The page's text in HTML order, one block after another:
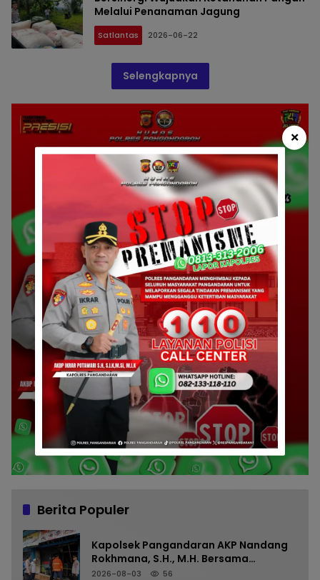
Melalui Penanaman Jagung
Satlantas 2026-06-22
Selengkapnya
Berita Populer
Kapolsek Pangandaran AKP Nandang
Rokhmana, S.H., M.H. Bersama
Anggota Cek TKP Kebakaran Ruko
2026-08-03 56
×